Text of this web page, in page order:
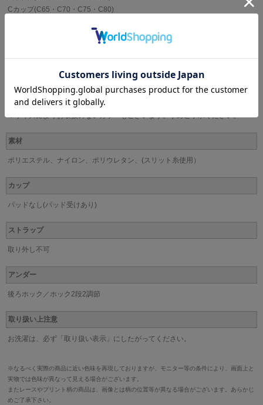
Cカップ(C65・C70・C75・C80)
Eカップ(E65・D70・E75・E80・E85)
Fカップ(F65・F70・F75・F80・F85)
Gカップ(G65・G70・G75・G80・G85)
GB、IV、LB、RP
※サイズによりお取扱のないカラーもございます。予めご了承ください。
素材
ポリエステル、ナイロン、ポリウレタン、(スリット糸使用）
カップ
パッドなし(パッド受けあり)
ストラップ
取り外し不可
アンダー
後ろホック／ホック2段2調節
取り扱い上注意
お洗濯は、必ず「取り扱い表示」にしたがってください。
※なるべく実際の商品に近い色味を再現しておりますが、モニター等の条件により、画面上と
実物では色味が異なって見える場合がございます。
またレースやプリント柄の商品は、画像とは柄の位置等が異なる場合がございます。あらかじ
めご了承下さい。